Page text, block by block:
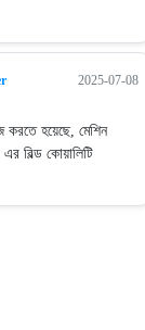
2025-07-08
করতে হয়েছে, মেশিন
বিল্ড কোয়ালিটি